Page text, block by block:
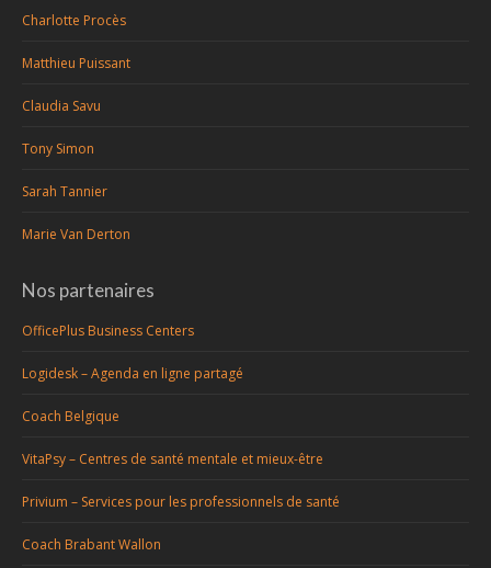
Charlotte Procès
Matthieu Puissant
Claudia Savu
Tony Simon
Sarah Tannier
Marie Van Derton
Nos partenaires
OfficePlus Business Centers
Logidesk – Agenda en ligne partagé
Coach Belgique
VitaPsy – Centres de santé mentale et mieux-être
Privium – Services pour les professionnels de santé
Coach Brabant Wallon